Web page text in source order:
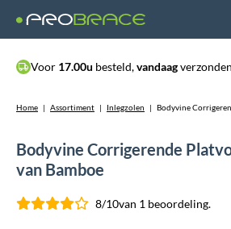
Voor 17.00u besteld,vandaag
Home | Assortiment | Inlegzolen | Bodyvine Corrigerende
Bodyvine Corrigerende
van Bamboe
8/10van 1 beoordeling.